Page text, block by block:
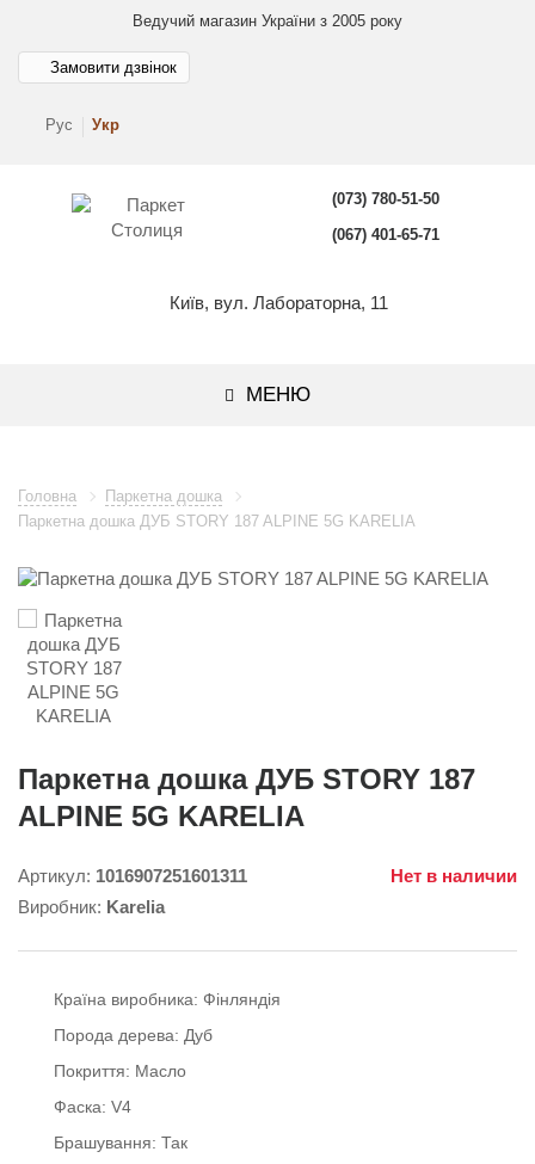
Ведучий магазин України з 2005 року
Рус Укр
Замовити дзвінок
(073) 780-51-50
(067) 401-65-71
Київ, вул. Лабораторна, 11
МЕНЮ
Головна
Паркетна дошка
Паркетна дошка ДУБ STORY 187 ALPINE 5G KARELIA
Паркетна дошка ДУБ STORY 187
ALPINE 5G KARELIA
Артикул: 1016907251601311
Нет в наличии
Виробник: Karelia
Країна виробника: Фінляндія
Порода дерева: Дуб
Покриття: Масло
Фаска: V4
Брашування: Так